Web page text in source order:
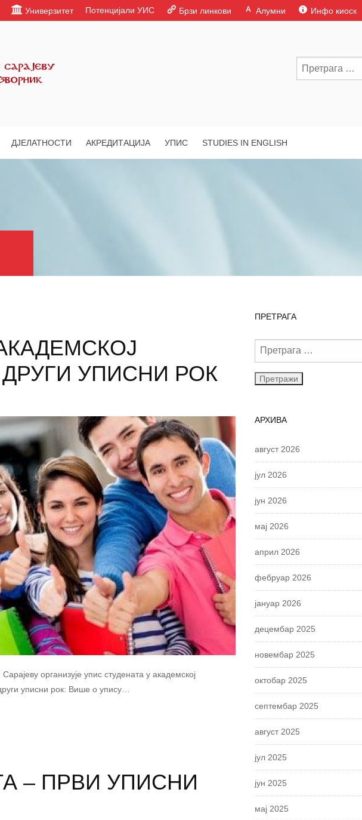
Инфо киоск
Алумни
Брзи линкови
Потенцијали УИС
Универзитет
ДЈЕЛАТНОСТИ АКРЕДИТАЦИЈА УПИС STUDIES IN ENGLISH
ДРУГИ УПИСНИ РОК
организује упис студената у академској
уписни рок: Више о упису…
– ПРВИ УПИСНИ
ПРЕТРАГА
АРХИВА
август 2026
јул 2026
јун 2026
мај 2026
април 2026
фебруар 2026
јануар 2026
децембар 2025
новембар 2025
октобар 2025
септембар 2025
август 2025
јул 2025
јун 2025
мај 2025